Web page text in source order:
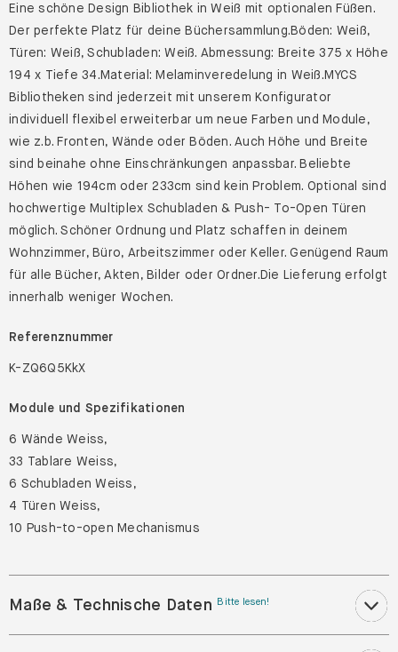
Eine schöne Design Bibliothek in Weiß mit optionalen Füßen.
Der perfekte Platz für deine Büchersammlung.Böden: Weiß,
Türen: Weiß, Schubladen: Weiß. Abmessung: Breite 375 x Höhe
194 x Tiefe 34.Material: Melaminveredelung in Weiß.MYCS
Bibliotheken sind jederzeit mit unserem Konfigurator
individuell flexibel erweiterbar um neue Farben und Module,
wie z.b. Fronten, Wände oder Böden. Auch Höhe und Breite
sind beinahe ohne Einschränkungen anpassbar. Beliebte
Höhen wie 194cm oder 233cm sind kein Problem. Optional sind
hochwertige Multiplex Schubladen & Push- To-Open Türen
möglich. Schöner Ordnung und Platz schaffen in deinem
Wohnzimmer, Büro, Arbeitszimmer oder Keller. Genügend Raum
für alle Bücher, Akten, Bilder oder Ordner.Die Lieferung erfolgt
innerhalb weniger Wochen.
Referenznummer
K-ZQ6Q5KkX
Module und Spezifikationen
6 Wände Weiss,
33 Tablare Weiss,
6 Schubladen Weiss,
4 Türen Weiss,
10 Push-to-open Mechanismus
Maße & Technische Daten Bitte lesen!